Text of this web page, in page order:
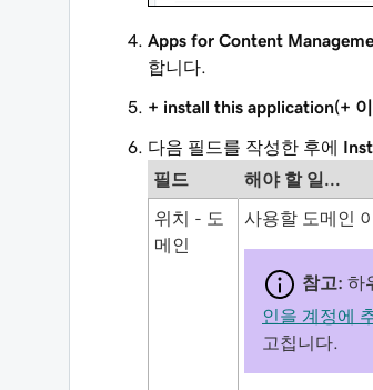
Apps for Content
합니다.
+ install this application(+
다음 필드를 작성한 후에
필드
해야 할 일...
위치 - 도
메인
사용할 도메인
참고: 하
인을 계정에
고칩니다.